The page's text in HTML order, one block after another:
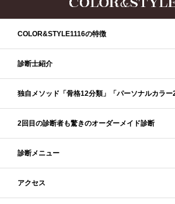
COLOR&STYLE1116の特徴
診断士紹介
独自メソッド「骨格12分類」「パーソナルカラー
2回目の診断者も驚きのオーダーメイド診断
診断メニュー
アクセス